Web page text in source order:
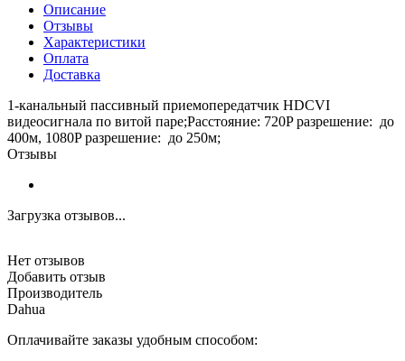
Описание
Отзывы
Характеристики
Оплата
Доставка
1-канальный пассивный приемопередатчик HDCVI
видеосигнала по витой паре;Расстояние: 720P разрешение: до
400м, 1080P разрешение: до 250м;
Отзывы
Загрузка отзывов...
Нет отзывов
Добавить отзыв
Производитель
Dahua
Оплачивайте заказы удобным способом: